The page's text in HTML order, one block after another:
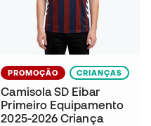
PROMOÇÃO CRIANÇAS
Camisola SD Eibar
Primeiro Equipamento
2025-2026 Criança